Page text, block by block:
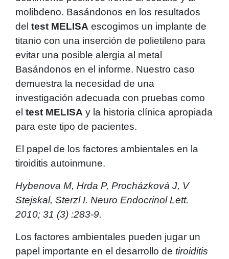
molibdeno. Basándonos en los resultados
del test MELISA escogimos un implante de
titanio con una inserción de polietileno para
evitar una posible alergia al metal
Basándonos en el informe. Nuestro caso
demuestra la necesidad de una
investigación adecuada con pruebas como
el test MELISA y la historia clínica apropiada
para este tipo de pacientes.
El papel de los factores ambientales en la
tiroiditis autoinmune.
Hybenova M, Hrda P, Procházková J, V
Stejskal, Sterzl I. Neuro Endocrinol Lett.
2010; 31 (3) :283-9.
Los factores ambientales pueden jugar un
papel importante en el desarrollo de tiroiditis